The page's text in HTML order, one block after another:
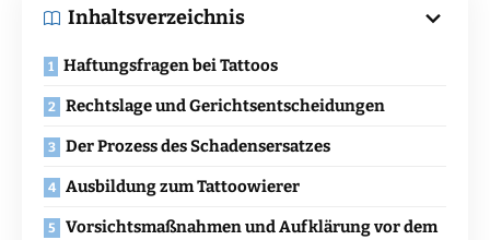
Inhaltsverzeichnis
Haftungsfragen bei Tattoos
Rechtslage und Gerichtsentscheidungen
Der Prozess des Schadensersatzes
Ausbildung zum Tattoowierer
Vorsichtsmaßnahmen und Aufklärung vor dem